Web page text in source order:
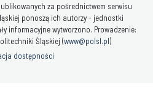
za pośrednictwem serwisu
ponoszą ich autorzy - jednostki
informacyjne wytworzono. Prowadzenie:
Śląskiej (www@polsl.pl)
dostępności